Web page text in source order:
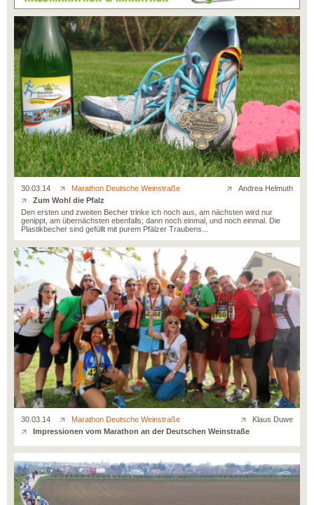
30.03.14 Marathon Deutsche Weinstraße
Andrea Helmuth
Zum Wohl die Pfalz
Den ersten und zweiten Becher trinke ich noch aus, am nächsten wird nur
genippt, am übernächsten ebenfalls; dann noch einmal, und noch einmal. Die
Plastikbecher sind gefüllt mit purem Pfälzer Traubens...
30.03.14 Marathon Deutsche Weinstraße
Klaus Duwe
Impressionen vom Marathon an der Deutschen Weinstraße